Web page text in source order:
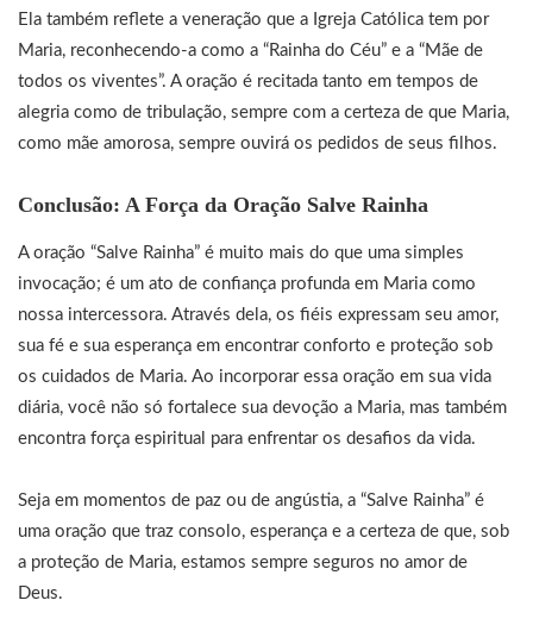
Ela também reflete a veneração que a Igreja Católica tem por
Maria, reconhecendo-a como a “Rainha do Céu” e a “Mãe de
todos os viventes”. A oração é recitada tanto em tempos de
alegria como de tribulação, sempre com a certeza de que Maria,
como mãe amorosa, sempre ouvirá os pedidos de seus filhos.
Conclusão: A Força da Oração Salve Rainha
A oração “Salve Rainha” é muito mais do que uma simples
invocação; é um ato de confiança profunda em Maria como
nossa intercessora. Através dela, os fiéis expressam seu amor,
sua fé e sua esperança em encontrar conforto e proteção sob
os cuidados de Maria. Ao incorporar essa oração em sua vida
diária, você não só fortalece sua devoção a Maria, mas também
encontra força espiritual para enfrentar os desafios da vida.
Seja em momentos de paz ou de angústia, a “Salve Rainha” é
uma oração que traz consolo, esperança e a certeza de que, sob
a proteção de Maria, estamos sempre seguros no amor de
Deus.